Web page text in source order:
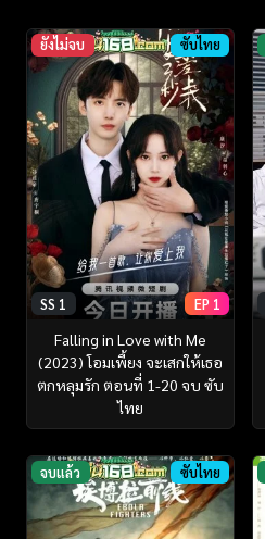
ยังไม่จบ ซับไทย
SS 1 EP 1
Falling in Love with Me
(2023) โอมเพี้ยง จะเสกให้เธอ
ตกหลุมรัก ตอนที่ 1-20 จบ ซับ
ไทย
จบแล้ว ซับไทย